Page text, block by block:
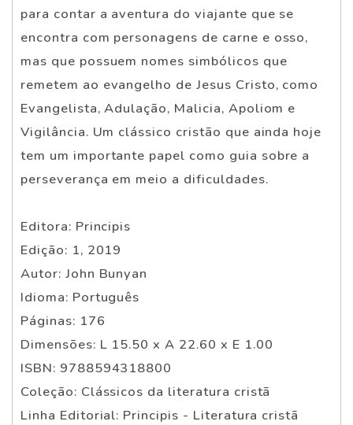
para contar a aventura do viajante que se
encontra com personagens de carne e osso,
mas que possuem nomes simbólicos que
remetem ao evangelho de Jesus Cristo, como
Evangelista, Adulação, Malicia, Apoliom e
Vigilância. Um clássico cristão que ainda hoje
tem um importante papel como guia sobre a
perseverança em meio a dificuldades.
Editora: Principis
Edição: 1, 2019
Autor: John Bunyan
Idioma: Português
Páginas: 176
Dimensões: L 15.50 x A 22.60 x E 1.00
ISBN: 9788594318800
Coleção: Clássicos da literatura cristã
Linha Editorial: Principis - Literatura cristã